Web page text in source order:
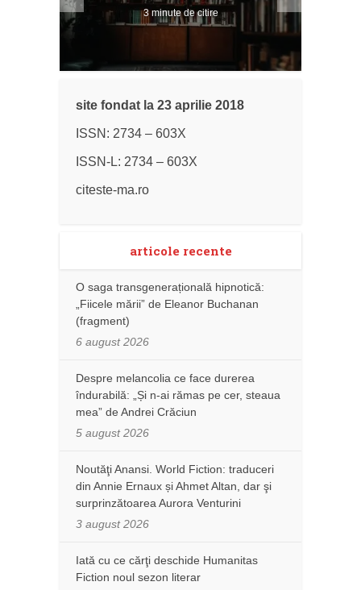
3 minute de citire
site fondat la 23 aprilie 2018
ISSN: 2734 – 603X
ISSN-L: 2734 – 603X
citeste-ma.ro
articole recente
O saga transgenerațională hipnotică:
„Fiicele mării” de Eleanor Buchanan
(fragment)
6 august 2026
Despre melancolia ce face durerea
îndurabilă: „Și n-ai rămas pe cer, steaua
mea” de Andrei Crăciun
5 august 2026
Noutăţi Anansi. World Fiction: traduceri
din Annie Ernaux și Ahmet Altan, dar şi
surprinzătoarea Aurora Venturini
3 august 2026
Iată cu ce cărţi deschide Humanitas
Fiction noul sezon literar